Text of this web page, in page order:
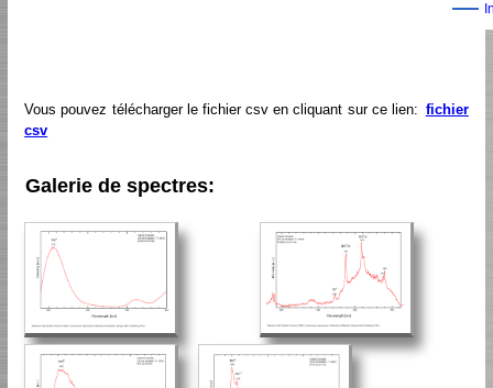
Vous pouvez télécharger le fichier csv en cliquant sur ce lien: fichier
csv
Galerie de spectres: